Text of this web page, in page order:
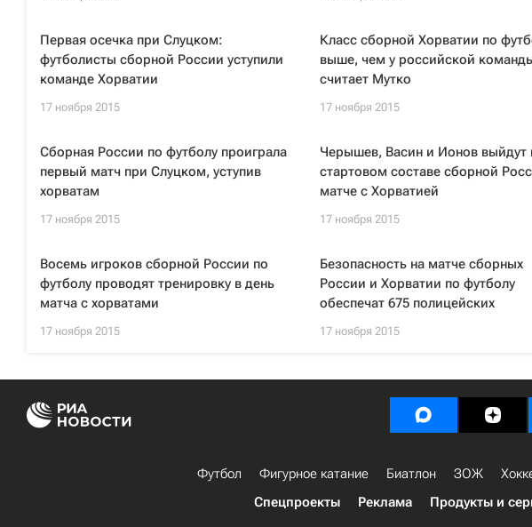
Первая осечка при Слуцком:
футболисты сборной России уступили
команде Хорватии
17 ноября 2015
Класс сборной Хорватии по
выше, чем у российской
считает Мутко
17 ноября 2015
Сборная России по футболу проиграла
первый матч при Слуцком, уступив
хорватам
17 ноября 2015
Черышев, Васин и Ионов выйдут
стартовом составе сборной
матче с Хорватией
17 ноября 2015
Восемь игроков сборной России по
футболу проводят тренировку в день
матча с хорватами
17 ноября 2015
Безопасность на матче сборных
России и Хорватии по футболу
обеспечат 675 полицейских
17 ноября 2015
Футбол Фигурное катание Биатлон ЗОЖ
Спецпроекты
Реклама Продукты и